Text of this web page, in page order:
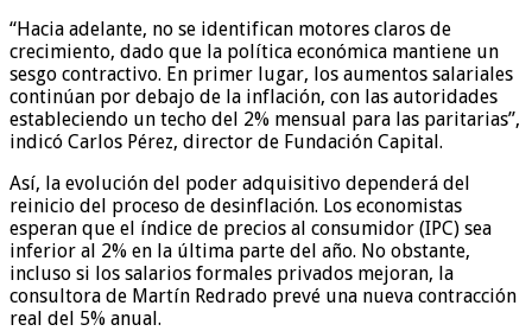
“Hacia adelante, no se identifican motores claros de
crecimiento, dado que la política económica mantiene un
sesgo contractivo. En primer lugar, los aumentos salariales
continúan por debajo de la inflación, con las autoridades
estableciendo un techo del 2% mensual para las paritarias”,
indicó Carlos Pérez, director de Fundación Capital.
Así, la evolución del poder adquisitivo dependerá del
reinicio del proceso de desinflación. Los economistas
esperan que el índice de precios al consumidor (IPC) sea
inferior al 2% en la última parte del año. No obstante,
incluso si los salarios formales privados mejoran, la
consultora de Martín Redrado prevé una nueva contracción
real del 5% anual.